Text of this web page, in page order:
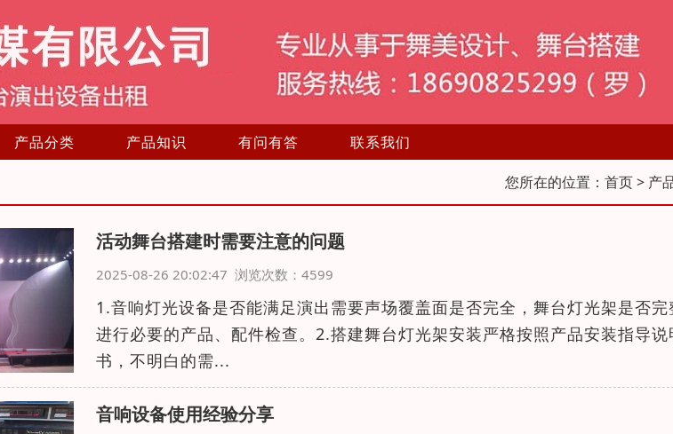
产品分类 产品知识 有问有答 联系我们
您所在的位置： 首页> 产
活动舞台搭建时需要注意的问题
2025-08-26 20:02:47 浏览次数：4599
1.音响灯光设备是否能满足演出需要声场覆盖面是否完全，舞台灯光架是否完
进行必要的产品、配件检查。2.搭建舞台灯光架安装严格按照产品安装指导说
书，不明白的需...
音响设备使用经验分享